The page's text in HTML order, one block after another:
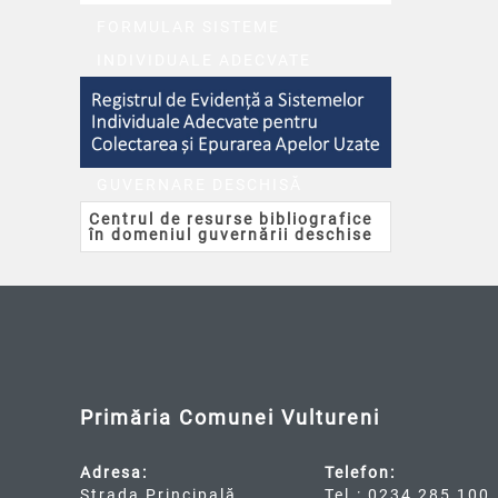
Centrul de resurse bibliografice
în domeniul guvernării deschise
Primăria Comunei Vultureni
Adresa:
Telefon: